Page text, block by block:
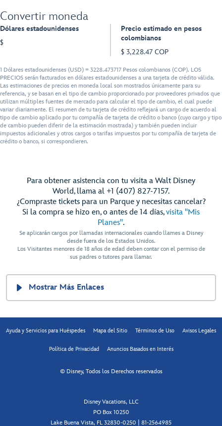
Convertir moneda
Dólares estadounidenses
$
Precio estimado en pesos
colombianos
$ 3,228.47 COP
1 Dólares estadounidenses (USD) = 3228.473717 Pesos colombianos (COP). LOS
PRECIOS serán facturados en dólares estadounidenses a una tarjeta de crédito válida.
Las estimaciones de precios en moneda local son mostrados únicamente para su
referencia, y se basan en el tipo de cambio proporcionado por proveedores privados que
utilizan múltiples fuentes de mercado para calcular el tipo de cambio, el cual puede
variar diariamente. El resumen de tu tarjeta de crédito reflejará un cargo de acuerdo al
tipo de cambio aplicado por tu compañía de tarjeta de crédito o banco (cuyo cargo y tipo
de cambio pueden diferir de la estimación mostrada) y también pueden incluir
impuestos adicionales y otros cargos o tarifas impuestos por tu compañía de tarjeta de
crédito o banco, si correspondieren.
Para obtener asistencia con tu visita a Walt Disney
World, llama al +1 (407) 827-7157.
¿Compraste tickets para un Parque y necesitas cancelar?
Si la compra se hizo en, o antes de 14 días,visita "Mis
Planes".
Se aplicarán cargos por llamadas internacionales cuando llames a Disney
desde fuera de los Estados Unidos.
Los Visitantes menores de 18 años de edad deben contar con el permiso de
sus padres o tutores para llamar.
Mostrar Más Enlaces
Ayuda y Servicios para Huéspedes Mapa del Sitio Términos de Uso Avisos Legales
Política de Privacidad Anuncios Basados en Interés
© Disney, Todos los Derechos reservados
Disney Vacations, LLC
PO Box 10250
Lake Buena Vista, FL 32830-0250 | 81-2564985